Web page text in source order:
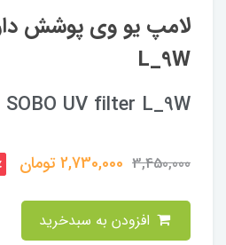
لامپ یو وی پوشش دار
L_9W
SOBO UV filter L_9W
3,450,000
2,730,000تومان